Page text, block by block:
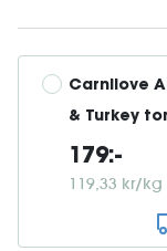
Carnilove
& Turkey
179:-
119,33 kr/kg